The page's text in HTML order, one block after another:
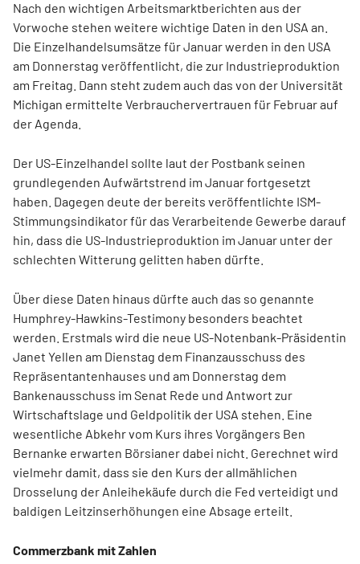
Nach den wichtigen Arbeitsmarktberichten aus der
Vorwoche stehen weitere wichtige Daten in den USA an.
Die Einzelhandelsumsätze für Januar werden in den USA
am Donnerstag veröffentlicht, die zur Industrieproduktion
am Freitag. Dann steht zudem auch das von der Universität
Michigan ermittelte Verbrauchervertrauen für Februar auf
der Agenda.
Der US-Einzelhandel sollte laut der Postbank seinen
grundlegenden Aufwärtstrend im Januar fortgesetzt
haben. Dagegen deute der bereits veröffentlichte ISM-
Stimmungsindikator für das Verarbeitende Gewerbe darauf
hin, dass die US-Industrieproduktion im Januar unter der
schlechten Witterung gelitten haben dürfte.
Über diese Daten hinaus dürfte auch das so genannte
Humphrey-Hawkins-Testimony besonders beachtet
werden. Erstmals wird die neue US-Notenbank-Präsidentin
Janet Yellen am Dienstag dem Finanzausschuss des
Repräsentantenhauses und am Donnerstag dem
Bankenausschuss im Senat Rede und Antwort zur
Wirtschaftslage und Geldpolitik der USA stehen. Eine
wesentliche Abkehr vom Kurs ihres Vorgängers Ben
Bernanke erwarten Börsianer dabei nicht. Gerechnet wird
vielmehr damit, dass sie den Kurs der allmählichen
Drosselung der Anleihekäufe durch die Fed verteidigt und
baldigen Leitzinserhöhungen eine Absage erteilt.
Commerzbank mit Zahlen